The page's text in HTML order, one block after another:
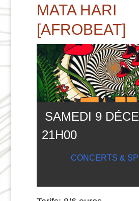
MATA HARI
[AFROBEAT]
SAMEDI 9
21H00
CONCERTS &